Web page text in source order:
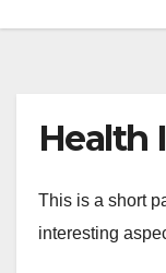
Health
This is a short
interesting